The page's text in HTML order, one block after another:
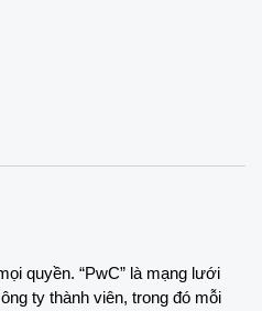
quyền. “PwC” là mạng lưới
ty thành viên, trong đó mỗi